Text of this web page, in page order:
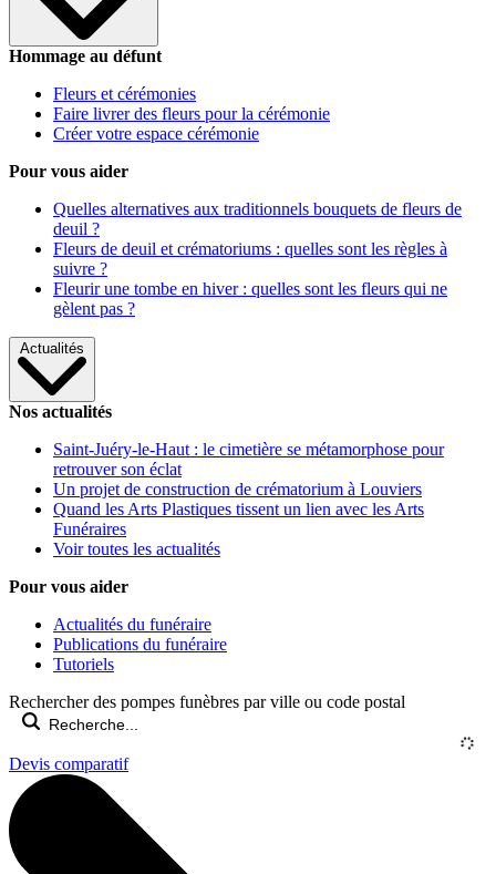
Hommage au défunt
Fleurs et cérémonies
Faire livrer des fleurs pour la cérémonie
Créer votre espace cérémonie
Pour vous aider
Quelles alternatives aux traditionnels bouquets de fleurs de
deuil ?
Fleurs de deuil et crématoriums : quelles sont les règles à
suivre ?
Fleurir une tombe en hiver : quelles sont les fleurs qui ne
gèlent pas ?
Actualités
Nos actualités
Saint-Juéry-le-Haut : le cimetière se métamorphose pour
retrouver son éclat
Un projet de construction de crématorium à Louviers
Quand les Arts Plastiques tissent un lien avec les Arts
Funéraires
Voir toutes les actualités
Pour vous aider
Actualités du funéraire
Publications du funéraire
Tutoriels
Rechercher des pompes funèbres par ville ou code postal
Devis comparatif